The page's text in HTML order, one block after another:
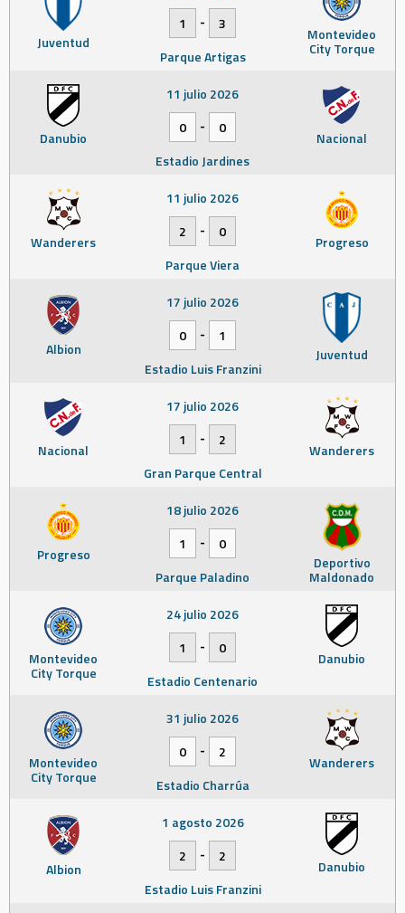
Juventud Montevideo
City Torque
1
-
3
Parque Artigas
Danubio Nacional
11 julio 2026
0
-
0
Estadio Jardines
Wanderers Progreso
11 julio 2026
2
-
0
Parque Viera
Albion Juventud
17 julio 2026
0
-
1
Estadio Luis Franzini
Nacional Wanderers
17 julio 2026
1
-
2
Gran Parque Central
Progreso Deportivo
Maldonado
18 julio 2026
1
-
0
Parque Paladino
Montevideo
City Torque
Danubio
24 julio 2026
1
-
0
Estadio Centenario
Montevideo
City Torque
Wanderers
31 julio 2026
0
-
2
Estadio Charrúa
Albion Danubio
1 agosto 2026
2
-
2
Estadio Luis Franzini